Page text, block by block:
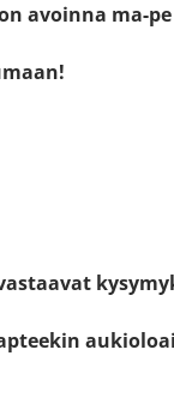
avoinna ma-pe